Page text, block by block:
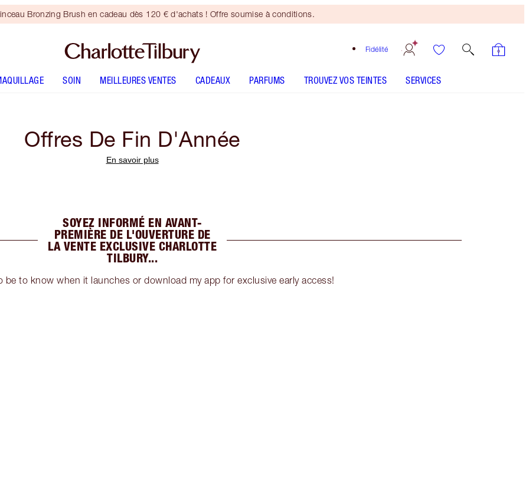
Bronzing Brush en cadeau dès 120 € d'achats ! Offre soumise à conditions.
Fidélité
SOIN MEILLEURES VENTES CADEAUX PARFUMS TROUVEZ VOS TEINTES SERVICES
Offres De Fin D'Année
En savoir plus
SOYEZ INFORMÉ EN AVANT-
PREMIÈRE DE L'OUVERTURE DE
LA VENTE EXCLUSIVE CHARLOTTE
TILBURY...
be to know when it launches or download my app for exclusive early access!